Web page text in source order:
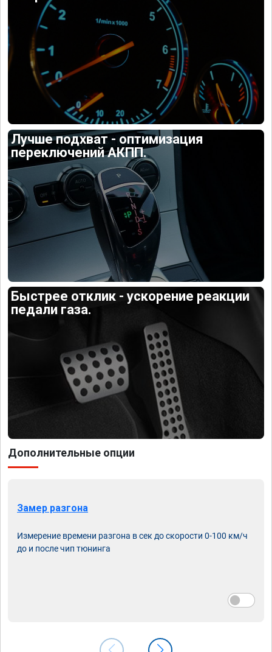
Лучше подхват - оптимизация
переключений АКПП.
Быстрее отклик - ускорение реакции
педали газа.
Дополнительные опции
Замер разгона
Измерение времени разгона в сек до скорости 0-100 км/ч
до и после чип тюнинга